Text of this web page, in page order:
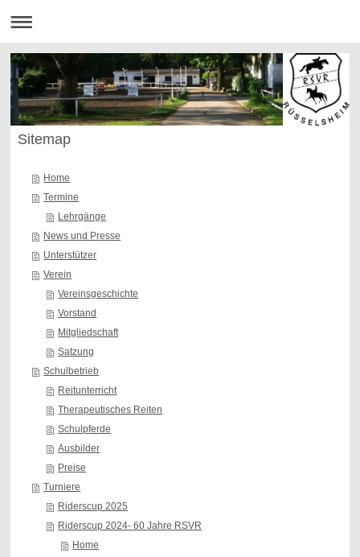
Sitemap
Home
Termine
Lehrgänge
News und Presse
Unterstützer
Verein
Vereinsgeschichte
Vorstand
Mitgliedschaft
Satzung
Schulbetrieb
Reitunterricht
Therapeutisches Reiten
Schulpferde
Ausbilder
Preise
Turniere
Riderscup 2025
Riderscup 2024- 60 Jahre RSVR
Home